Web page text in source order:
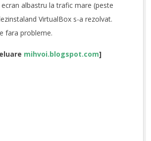
albastru la trafic mare (peste
VirtualBox s-a rezolvat.
fara probleme.
mihvoi.blogspot.com]